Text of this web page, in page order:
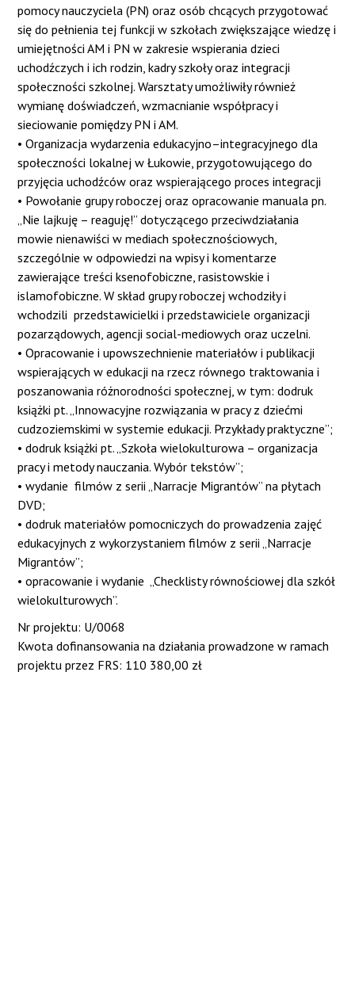
pomocy nauczyciela (PN) oraz osób chcących przygotować
się do pełnienia tej funkcji w szkołach zwiększające wiedzę i
umiejętności AM i PN w zakresie wspierania dzieci
uchodźczych i ich rodzin, kadry szkoły oraz integracji
społeczności szkolnej. Warsztaty umożliwiły również
wymianę doświadczeń, wzmacnianie współpracy i
sieciowanie pomiędzy PN i AM.
• Organizacja wydarzenia edukacyjno–integracyjnego dla
społeczności lokalnej w Łukowie, przygotowującego do
przyjęcia uchodźców oraz wspierającego proces integracji
• Powołanie grupy roboczej oraz opracowanie manuala pn.
„Nie lajkuję – reaguję!” dotyczącego przeciwdziałania
mowie nienawiści w mediach społecznościowych,
szczególnie w odpowiedzi na wpisy i komentarze
zawierające treści ksenofobiczne, rasistowskie i
islamofobiczne. W skład grupy roboczej wchodziły i
wchodzili przedstawicielki i przedstawiciele organizacji
pozarządowych, agencji social-mediowych oraz uczelni.
• Opracowanie i upowszechnienie materiałów i publikacji
wspierających w edukacji na rzecz równego traktowania i
poszanowania różnorodności społecznej, w tym: dodruk
książki pt. „Innowacyjne rozwiązania w pracy z dziećmi
cudzoziemskimi w systemie edukacji. Przykłady praktyczne”;
• dodruk książki pt. „Szkoła wielokulturowa – organizacja
pracy i metody nauczania. Wybór tekstów”;
• wydanie filmów z serii „Narracje Migrantów” na płytach
DVD;
• dodruk materiałów pomocniczych do prowadzenia zajęć
edukacyjnych z wykorzystaniem filmów z serii „Narracje
Migrantów”;
• opracowanie i wydanie „Checklisty równościowej dla szkół
wielokulturowych”.
Nr projektu: U/0068
Kwota dofinansowania na działania prowadzone w ramach
projektu przez FRS: 110 380,00 zł